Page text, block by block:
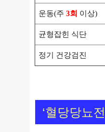
운동(주 3회 이상)
균형잡힌 식단
정기 건강검진
‘혈당당뇨